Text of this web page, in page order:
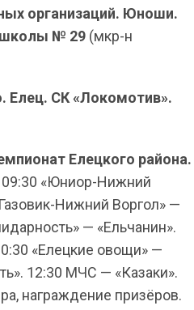
организаций. Юноши.
школы № 29 (мкр-н
Елец. СК «Локомотив».
Елецкого района.
09:30 «Юниор-Нижний
Нижний Воргол» —
— «Ельчанин».
«Елецкие овощи» —
12:30 МЧС — «Казаки».
награждение призёров.